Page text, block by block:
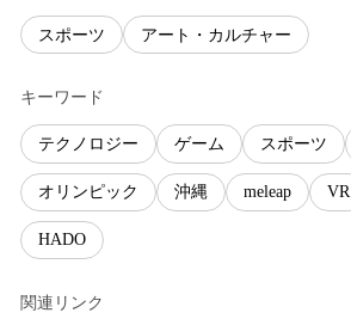
スポーツ アート・カルチャー
キーワード
テクノロジー ゲーム スポーツ
オリンピック 沖縄 meleap VR
HADO
関連リンク